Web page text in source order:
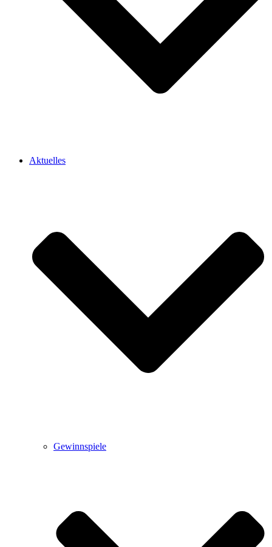
Aktuelles
Gewinnspiele